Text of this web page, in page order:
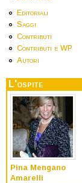
Editoriali
Saggi
Contributi
Contributi e WP
Autori
L'ospite
Pina Mengano
Amarelli